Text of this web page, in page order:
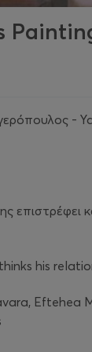
-
his
Eftehea